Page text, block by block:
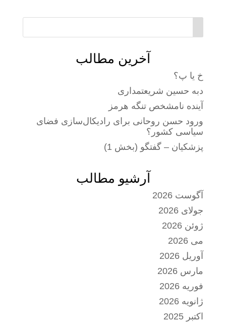
آخرین مطالب
خ یا پ؟
دبه حسین شریعتمداری
آینده نامشخص تنگه هرمز
ورود حسن روحانی برای رادیکال‌سازی فضای
سیاسی کشور؟
پزشکیان – گفتگو (بخش 1)
آرشیو مطالب
آگوست 2026
جولای 2026
ژوئن 2026
می 2026
آوریل 2026
مارس 2026
فوریه 2026
ژانویه 2026
اکتبر 2025